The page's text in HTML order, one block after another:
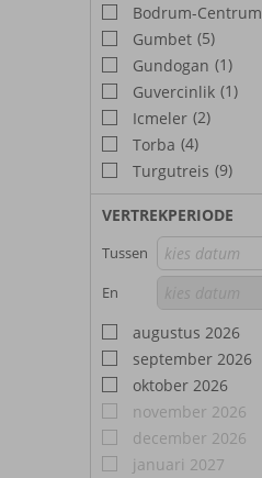
Bodrum-Centrum
Gumbet (5)
Gundogan (1)
Guvercinlik (1)
Icmeler (2)
Torba (4)
Turgutreis (9)
VERTREKPERIODE
Tussen
En
augustus 2026
september 2026
oktober 2026
november 2026
december 2026
januari 2027